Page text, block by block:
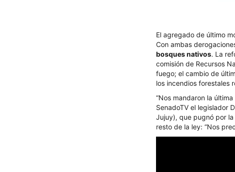
El agregado de último
Con ambas
bosques nativos. La
comisión de Recursos
fuego; el cambio de
los incendios forestales
“Nos mandaron la
SenadoTV el legislador
Jujuy), que pugnó por
resto de la ley: “Nos